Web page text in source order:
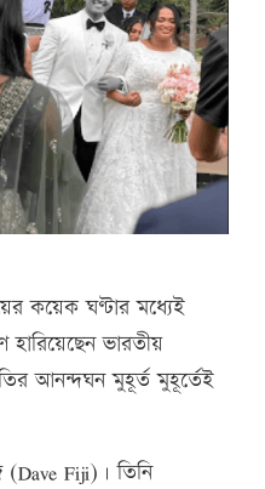
কয়েক ঘণ্টার মধ্যেই
হারিয়েছেন ভারতীয়
আনন্দঘন মুহূর্ত মুহূর্তেই
Fiji)। তিনি